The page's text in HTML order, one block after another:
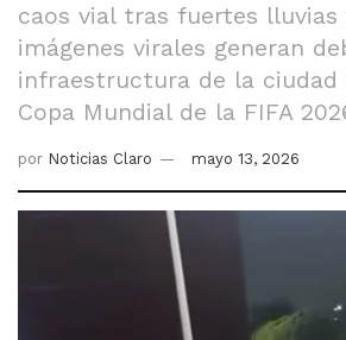
caos vial tras fuertes lluvias
imágenes virales generan
infraestructura de la ciudad
Copa Mundial de la FIFA
por Noticias Claro mayo 13, 2026